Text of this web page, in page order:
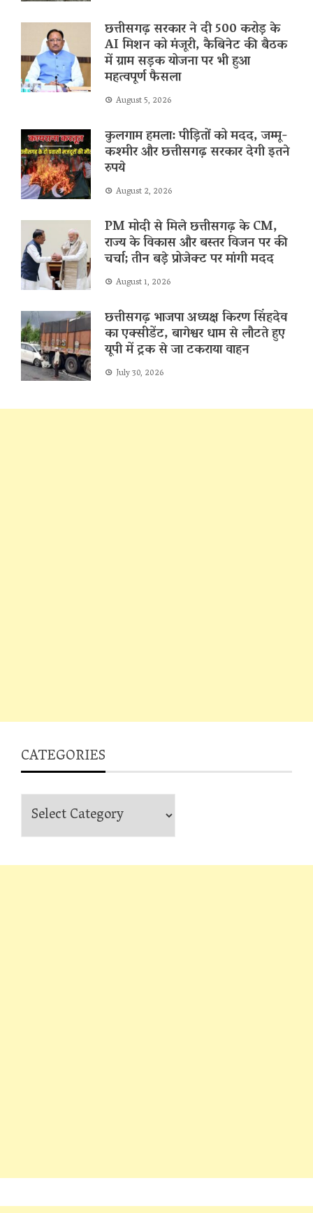
छत्तीसगढ़ सरकार ने दी 500 करोड़ के
AI मिशन को मंजूरी, कैबिनेट की बैठक
में ग्राम सड़क योजना पर भी हुआ
महत्वपूर्ण फैसला
August 5, 2026
कुलगाम हमला: पीड़ितों को मदद, जम्मू-
कश्मीर और छत्तीसगढ़ सरकार देगी इतने
रुपये
August 2, 2026
PM मोदी से मिले छत्तीसगढ़ के CM,
राज्य के विकास और बस्तर विजन पर की
चर्चा; तीन बड़े प्रोजेक्ट पर मांगी मदद
August 1, 2026
छत्तीसगढ़ भाजपा अध्यक्ष किरण सिंहदेव
का एक्सीडेंट, बागेश्वर धाम से लौटते हुए
यूपी में ट्रक से जा टकराया वाहन
July 30, 2026
CATEGORIES
Categories